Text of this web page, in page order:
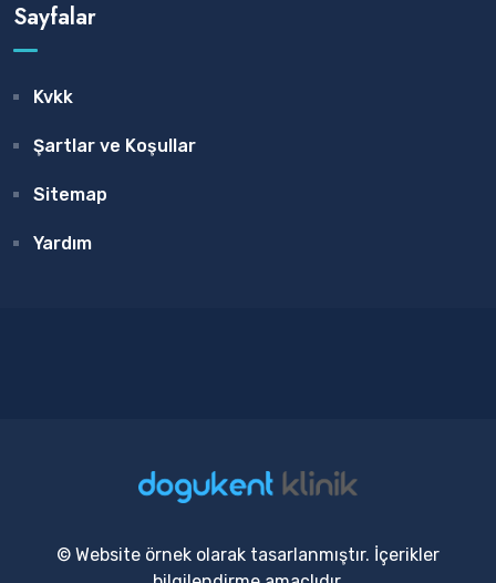
Sayfalar
Kvkk
Şartlar ve Koşullar
Sitemap
Yardım
© Website örnek olarak tasarlanmıştır. İçerikler